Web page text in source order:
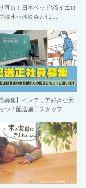
直前！日本ベッドVSイエロ
寝比べ体験会7月1…
員募集】インテリア好きな元
つ！配送施工スタッフ…